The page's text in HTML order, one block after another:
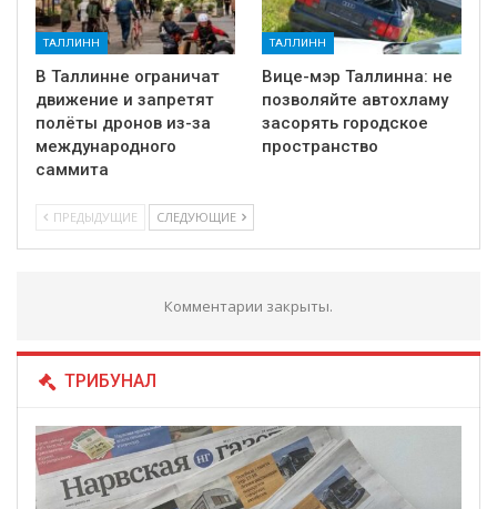
ТАЛЛИНН
В Таллинне ограничат
движение и запретят
полёты дронов из-за
международного
саммита
ТАЛЛИНН
Вице-мэр Таллинна: не
позволяйте автохламу
засорять городское
пространство
ПРЕДЫДУЩИЕ СЛЕДУЮЩИЕ
Комментарии закрыты.
ТРИБУНАЛ